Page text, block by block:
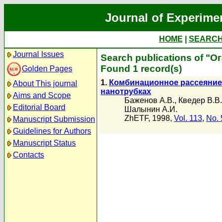
Journal of
HOME
Journal Issues
Golden Pages
About This journal
Aims and Scope
Editorial Board
Manuscript Submission
Guidelines for Authors
Manuscript Status
Contacts
Search publications of
Found 1 record(s)
1. Комбинационное
нанотрубках
Баженов А.В., Кведер В.В.
Шалынин А.И.
ZhETF, 1998, Vol. 113, No.